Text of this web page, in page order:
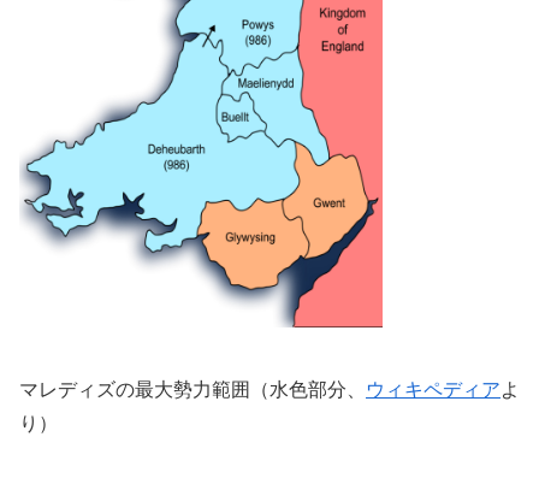
マレディズの最大勢力範囲（水色部分、 ウィキペディアよ
り）